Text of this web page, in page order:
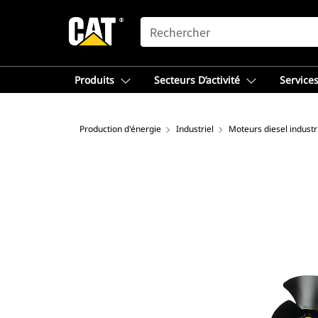
SEARCH
Produits Secteurs D’activité
Production d'énergie Industriel Moteurs diesel